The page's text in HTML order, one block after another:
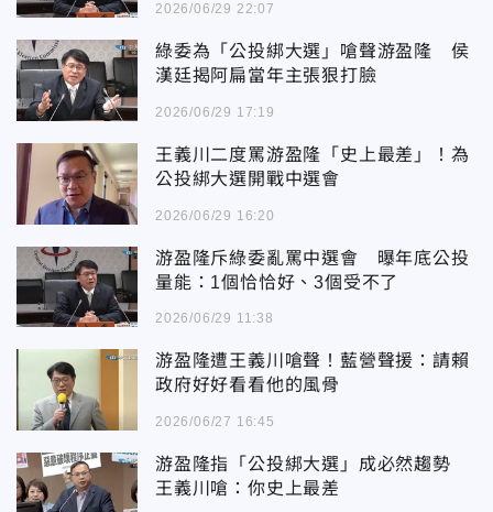
2026/06/29 22:07
綠委為「公投綁大選」嗆聲游盈隆 侯
漢廷揭阿扁當年主張狠打臉
2026/06/29 17:19
王義川二度罵游盈隆「史上最差」！為
公投綁大選開戰中選會
2026/06/29 16:20
游盈隆斥綠委亂罵中選會 曝年底公投
量能：1個恰恰好、3個受不了
2026/06/29 11:38
游盈隆遭王義川嗆聲！藍營聲援：請賴
政府好好看看他的風骨
2026/06/27 16:45
游盈隆指「公投綁大選」成必然趨勢
王義川嗆：你史上最差